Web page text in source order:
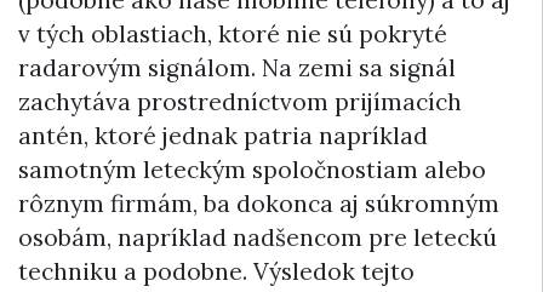
v tých oblastiach, ktoré nie sú pokryté
radarovým signálom. Na zemi sa signál
zachytáva prostredníctvom prijímacích
antén, ktoré jednak patria napríklad
samotným leteckým spoločnostiam alebo
rôznym firmám, ba dokonca aj súkromným
osobám, napríklad nadšencom pre leteckú
techniku a podobne. Výsledok tejto